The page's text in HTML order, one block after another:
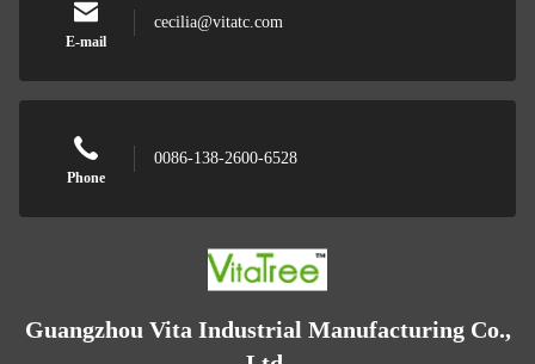
E-mail
cecilia@vitatc.com
Phone
0086-138-2600-6528
Guangzhou Vita Industrial Manufacturing Co.,